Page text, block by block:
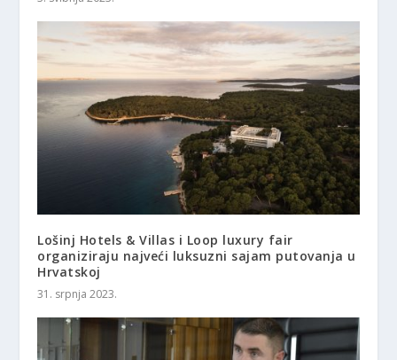
Lošinj Hotels & Villas i Loop luxury fair
organiziraju najveći luksuzni sajam putovanja u
Hrvatskoj
31. srpnja 2023.